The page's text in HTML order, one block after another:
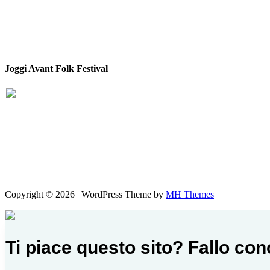
Joggi Avant Folk Festival
Copyright © 2026 | WordPress Theme by MH Themes
Ti piace questo sito? Fallo